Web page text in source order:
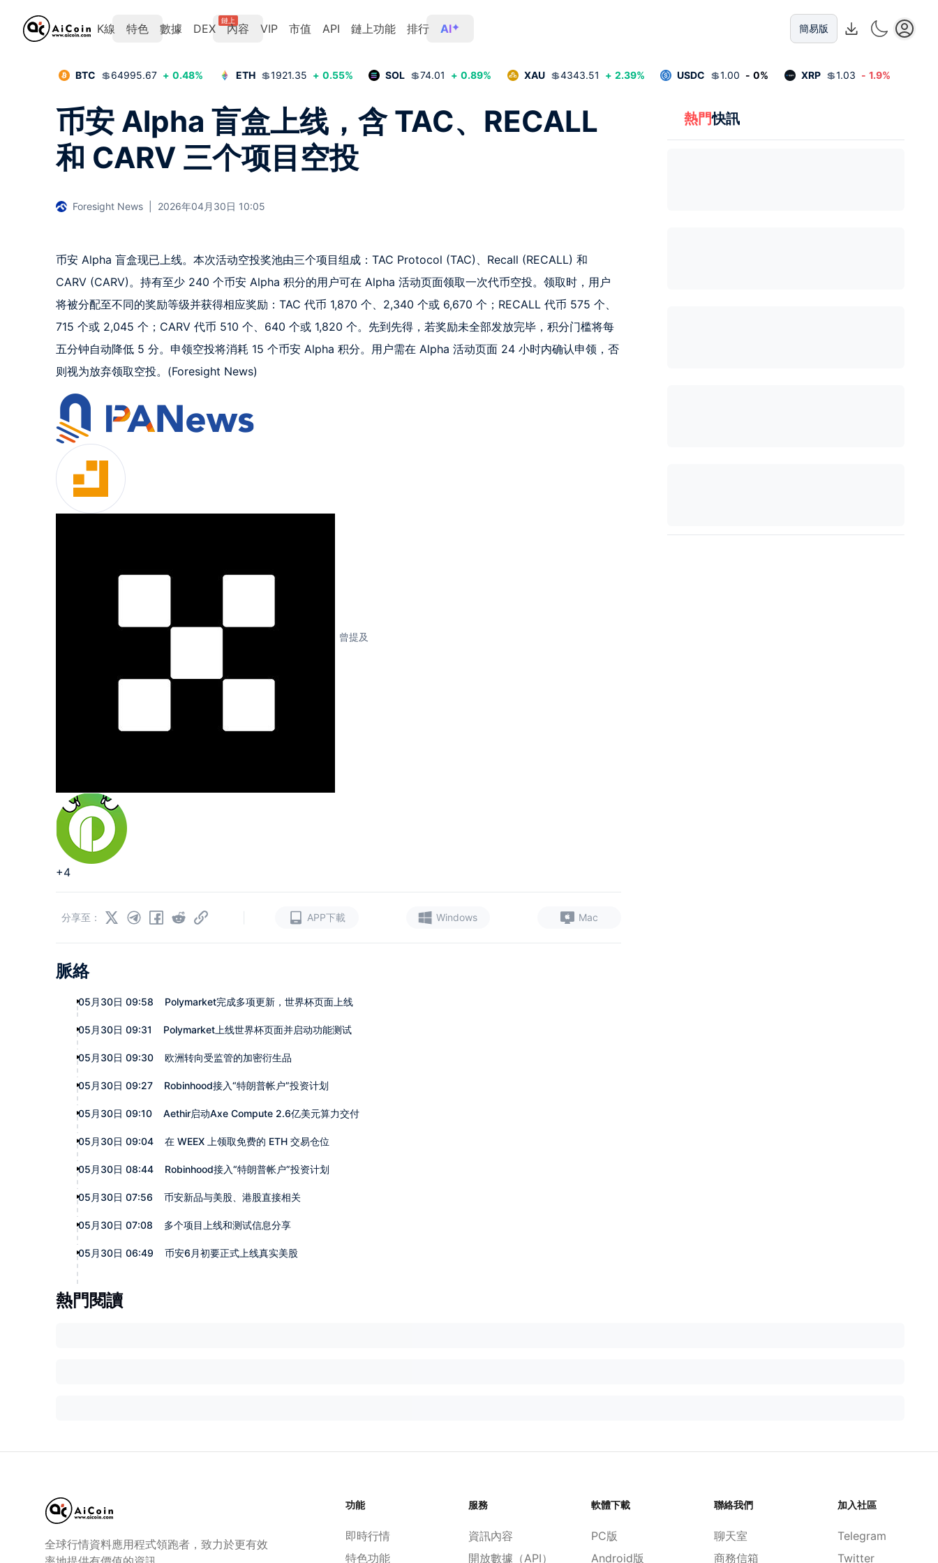
K線 特色 數據 DEX
鏈上
內容 VIP 市值 API 鏈上功能 排行 AI 簡易版
BTC 💲64995.67 + 0.48% ETH 💲1921.35 + 0.55% SOL 💲74.01 + 0.89% XAU 💲4343.51 + 2.39% USDC 💲1.00 - 0% XRP 💲1.03 - 1.9%
币安 Alpha 盲盒上线，含 TAC、RECALL
和 CARV 三个项目空投
Foresight News 2026年04月30日 10:05
币安 Alpha 盲盒现已上线。本次活动空投奖池由三个项目组成：TAC Protocol (TAC)、Recall (RECALL) 和
CARV (CARV)。持有至少 240 个币安 Alpha 积分的用户可在 Alpha 活动页面领取一次代币空投。领取时，用户
将被分配至不同的奖励等级并获得相应奖励：TAC 代币 1,870 个、2,340 个或 6,670 个；RECALL 代币 575 个、
715 个或 2,045 个；CARV 代币 510 个、640 个或 1,820 个。先到先得，若奖励未全部发放完毕，积分门槛将每
五分钟自动降低 5 分。申领空投将消耗 15 个币安 Alpha 积分。用户需在 Alpha 活动页面 24 小时内确认申领，否
则视为放弃领取空投。(Foresight News)
+4
曾提及
APP下載 Windows Mac
分享至：
脈絡
05月30日 09:58 Polymarket完成多项更新，世界杯页面上线
05月30日 09:31 Polymarket上线世界杯页面并启动功能测试
05月30日 09:30 欧洲转向受监管的加密衍生品
05月30日 09:27 Robinhood接入“特朗普帐户”投资计划
05月30日 09:10 Aethir启动Axe Compute 2.6亿美元算力交付
05月30日 09:04 在 WEEX 上领取免费的 ETH 交易仓位
05月30日 08:44 Robinhood接入“特朗普帐户”投资计划
05月30日 07:56 币安新品与美股、港股直接相关
05月30日 07:08 多个项目上线和测试信息分享
05月30日 06:49 币安6月初要正式上线真实美股
熱門快訊
熱門閱讀
全球行情資料應用程式領跑者，致力於更有效
功能
即時行情
特色功能
服務
資訊內容
開放數據（API）
軟體下載
PC版
Android版
聯絡我們
聊天室
商務信箱
加入社區
Telegram
Twitter